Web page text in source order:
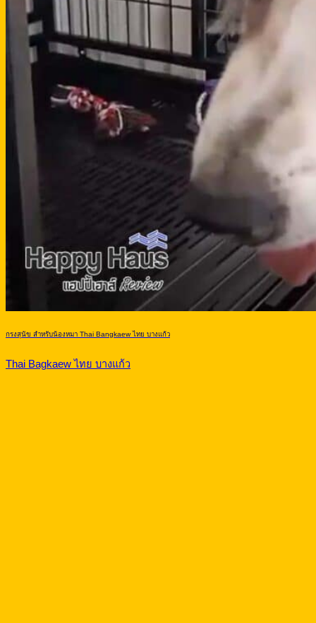
กรงสุนัข สำหรับน้องหมา Thai Bangkaew ไทย บางแก้ว
Thai Bagkaew ไทย บางแก้ว